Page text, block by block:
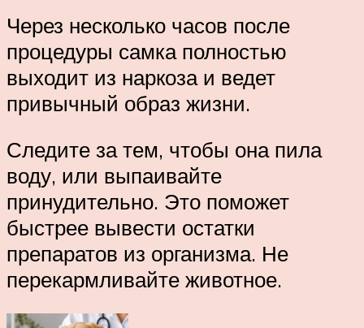
Через несколько часов после
процедуры самка полностью
выходит из наркоза и ведет
привычный образ жизни.
Следите за тем, чтобы она пила
воду, или выпаивайте
принудительно. Это поможет
быстрее вывести остатки
препаратов из организма. Не
перекармливайте животное.